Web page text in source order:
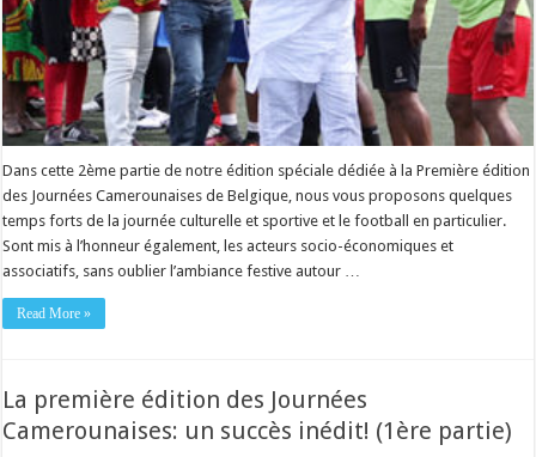
Dans cette 2ème partie de notre édition spéciale dédiée à la Première édition
des Journées Camerounaises de Belgique, nous vous proposons quelques
temps forts de la journée culturelle et sportive et le football en particulier.
Sont mis à l’honneur également, les acteurs socio-économiques et
associatifs, sans oublier l’ambiance festive autour …
Read More »
La première édition des Journées
Camerounaises: un succès inédit! (1ère partie)